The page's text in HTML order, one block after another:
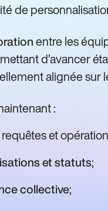
de
entre les
d’avancer
alignée sur
:
et
et statuts;
collective;